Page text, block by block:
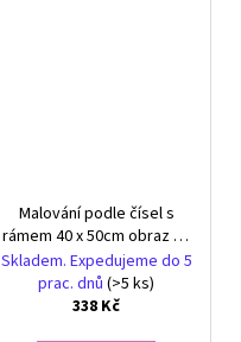
Malování podle čísel s
rámem 40 x 50cm obraz na
plátně Vesmírné dítě
Skladem. Expedujeme do 5
prac. dnů (>5 ks)
338 Kč